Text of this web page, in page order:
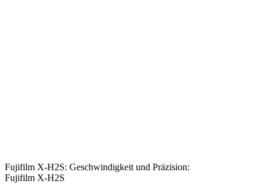
Fujifilm X-H2S: Geschwindigkeit und Präzision:
Fujifilm X-H2S